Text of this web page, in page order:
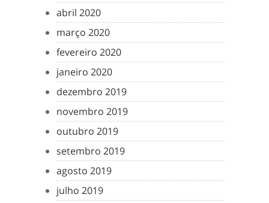
abril 2020
março 2020
fevereiro 2020
janeiro 2020
dezembro 2019
novembro 2019
outubro 2019
setembro 2019
agosto 2019
julho 2019